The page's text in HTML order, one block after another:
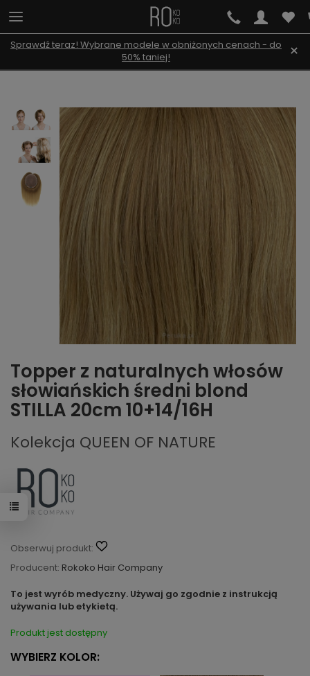
Sprawdź teraz! Wybrane modele w obniżonych cenach - do
50% taniej!
×
Topper z naturalnych włosów
słowiańskich średni blond
STILLA 20cm 10+14/16H
Kolekcja QUEEN OF NATURE
Obserwuj produkt:
Producent: Rokoko Hair Company
To jest wyrób medyczny. Używaj go zgodnie z instrukcją
używania lub etykietą.
Produkt jest dostępny
WYBIERZ KOLOR: